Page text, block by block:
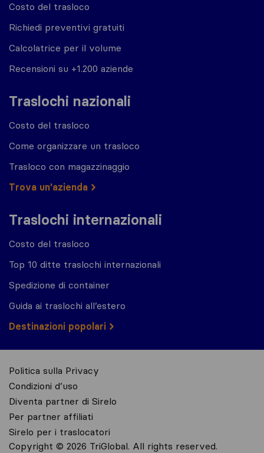
Costo del trasloco
Richiedi preventivi gratuiti
Calcolatrice per il volume
Recensioni su +1.200 aziende
Traslochi nazionali
Costo del trasloco
Come organizzare un trasloco
Trasloco con magazzinaggio
Trova un'azienda
Traslochi internazionali
Costo del trasloco
Top 10 ditte traslochi internazionali
Spedizione di container
Guida ai traslochi all’estero
Destinazioni popolari
Politica sulla Privacy
Condizioni d’uso
Diventa partner di Sirelo
Per partner affiliati
Sirelo per i traslocatori
Copyright © 2026 TriGlobal. All rights reserved.